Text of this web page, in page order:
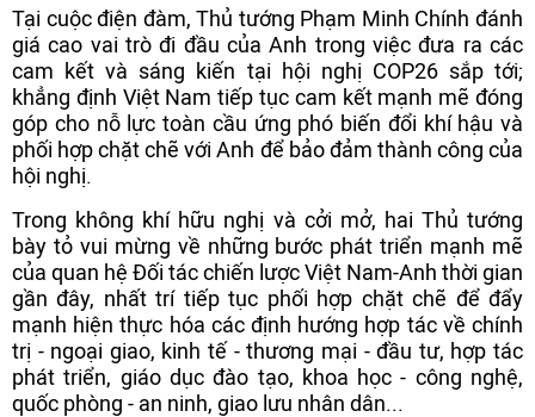
Tại cuộc điện đàm, Thủ tướng Phạm Minh Chính đánh
giá cao vai trò đi đầu của Anh trong việc đưa ra các
cam kết và sáng kiến tại hội nghị COP26 sắp tới;
khẳng định Việt Nam tiếp tục cam kết mạnh mẽ đóng
góp cho nỗ lực toàn cầu ứng phó biến đổi khí hậu và
phối hợp chặt chẽ với Anh để bảo đảm thành công của
hội nghị.
Trong không khí hữu nghị và cởi mở, hai Thủ tướng
bày tỏ vui mừng về những bước phát triển mạnh mẽ
của quan hệ Đối tác chiến lược Việt Nam-Anh thời gian
gần đây, nhất trí tiếp tục phối hợp chặt chẽ để đẩy
mạnh hiện thực hóa các định hướng hợp tác về chính
trị - ngoại giao, kinh tế - thương mại - đầu tư, hợp tác
phát triển, giáo dục đào tạo, khoa học - công nghệ,
quốc phòng - an ninh, giao lưu nhân dân...